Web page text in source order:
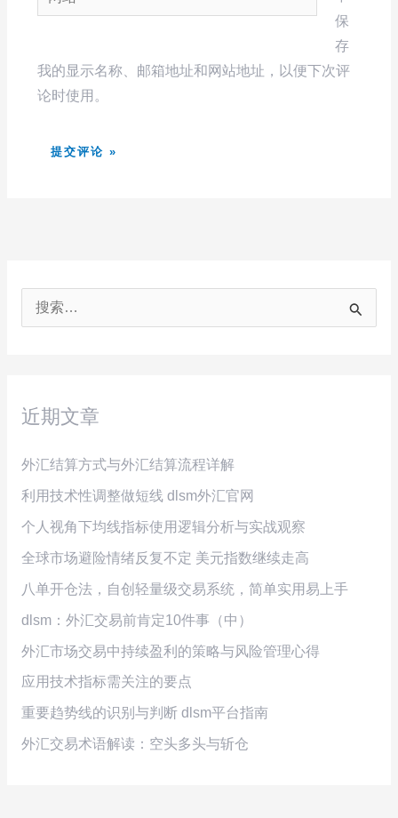
*
站
保
存
我的显示名称、邮箱地址和网站地址，以便下次评
论时使用。
近期文章
外汇结算方式与外汇结算流程详解
利用技术性调整做短线 dlsm外汇官网
个人视角下均线指标使用逻辑分析与实战观察
全球市场避险情绪反复不定 美元指数继续走高
八单开仓法，自创轻量级交易系统，简单实用易上手
dlsm：外汇交易前肯定10件事（中）
外汇市场交易中持续盈利的策略与风险管理心得
应用技术指标需关注的要点
重要趋势线的识别与判断 dlsm平台指南
外汇交易术语解读：空头多头与斩仓